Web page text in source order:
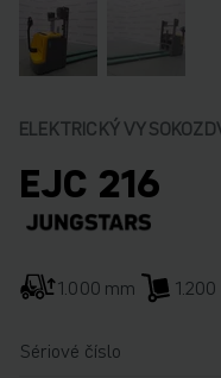
ELEKTRICKÝ
EJC 216
1.000 mm 1.200
Sériové číslo